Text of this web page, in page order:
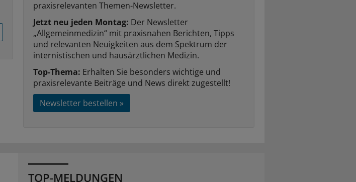
praxisrelevanten Themen-Newsletter.
Jetzt neu jeden Montag: Der Newsletter
„Allgemeinmedizin“ mit praxisnahen Berichten, Tipps
und relevanten Neuigkeiten aus dem Spektrum der
internistischen und hausärztlichen Medizin.
Top-Thema: Erhalten Sie besonders wichtige und
praxisrelevante Beiträge und News direkt zugestellt!
Newsletter bestellen »
TOP-MELDUNGEN